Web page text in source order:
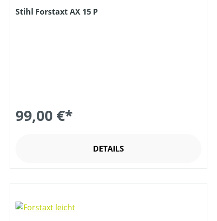
Stihl Forstaxt AX 15 P
99,00 €*
DETAILS